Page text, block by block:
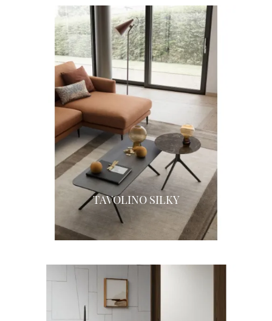
TAVOLINO SILKY